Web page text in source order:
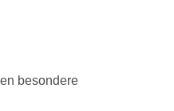
besondere